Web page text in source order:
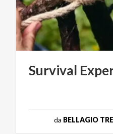
Survival
da BELLAGIO